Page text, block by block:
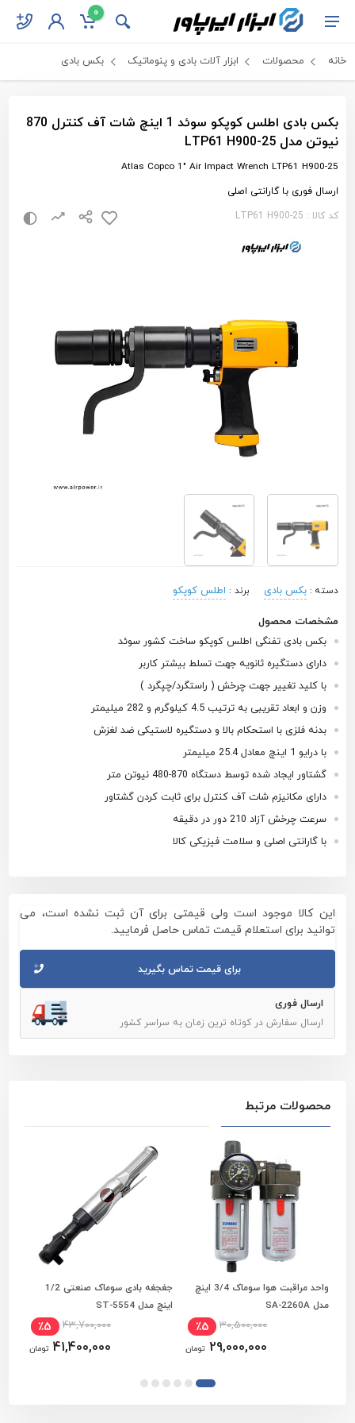
0
خانه محصولات ابزار آلات بادی و پنوماتیک بکس بادی
بکس بادی اطلس کوپکو سوئد 1 اینچ شات آف کنترل 870
نیوتن مدل LTP61 H900-25
Atlas Copco 1" Air Impact Wrench LTP61 H900-25
ارسال فوری با گارانتی اصلی
کد کالا : LTP61 H900-25
دسته :بکس بادی برند : اطلس کوپکو
مشخصات محصول
بکس بادی تفنگی اطلس کوپکو ساخت کشور سوئد
دارای دستگیره ثانویه جهت تسلط بیشتر کاربر
با کلید تغییر جهت چرخش ( راستگرد/چپگرد )
وزن و ابعاد تقریبی به ترتیب 4.5 کیلوگرم و 282 میلیمتر
بدنه فلزی با استحکام بالا و دستگیره لاستیکی ضد لغزش
با درایو 1 اینچ معادل 25.4 میلیمتر
گشتاور ایجاد شده توسط دستگاه 870-480 نیوتن متر
دارای مکانیزم شات آف کنترل برای ثابت کردن گشتاور
سرعت چرخش آزاد 210 دور در دقیقه
با گارانتی اصلی و سلامت فیزیکی کالا
این کالا موجود است ولی قیمتی برای آن ثبت نشده است، می
توانید برای استعلام قیمت تماس حاصل فرمایید.
برای قیمت تماس بگیرید
ارسال فوری
ارسال سفارش در کوتاه ترین زمان به سراسر کشور
محصولات مرتبط
افزودن به سبد خرید
واحد مراقبت هوا سوماک 3/4 اینچ
مدل SA-2260A
30,500,000 ٪5
29,000,000 تومان
افزودن به سبد خرید
جغجغه بادی سوماک صنعتی 1/2
اینچ مدل ST-5554
43,700,000 ٪5
41,400,000 تومان